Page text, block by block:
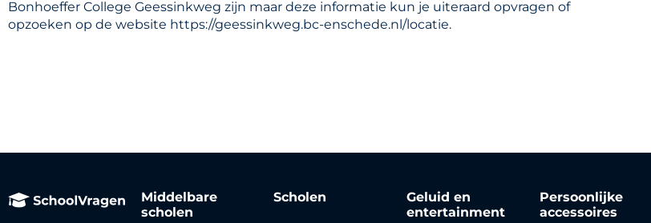
Bonhoeffer College Geessinkweg zijn maar deze informatie kun je uiteraard opvragen of
opzoeken op de website https://geessinkweg.bc-enschede.nl/locatie.
Middelbare
scholen
Scholen
Geluid en
entertainment
Persoonlijke
accessoires